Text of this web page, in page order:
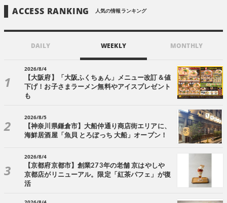
ACCESS RANKING 人気の情報ランキング
DAILY WEEKLY MONTHLY
2026/8/4
【大阪府】「大阪ふくちぁん」メニュー改訂＆値
下げ！お子さまラーメン無料やアイスプレゼント
も
2026/8/5
【神奈川県鎌倉市】大船仲通り商店街エリアに、
海鮮居酒屋「魚貝 とろぼっち 大船」オープン！
2026/8/4
【京都府京都市】創業273年の老舗 京はやしや
京都店がリニューアル。限定「紅茶パフェ」が復
活